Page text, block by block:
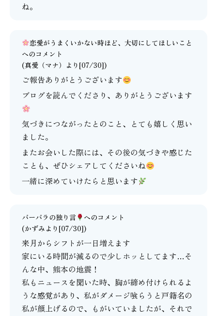
ね。
恋愛がうまくいかない時ほど、大切にしてほしいこと
へのコメント
(真愛（マナ） より[07/30])
ご報告ありがとうございます
ブログを読んでくださり、ありがとうございます
気づきにつながったとのこと、とても嬉しく思い
ました。
またお会いした際には、その後の気づきや感じた
ことも、ぜひシェアしてくださいね
一緒に深めていけたらと思います
バーバラの独り言
へのコメント
(かずみより[07/30])
来月からシフトが一日増えます
家にいる時間が減るので少しホッとしてます…そ
んな中、熊本の地震！
私もニュースを聞いた時、胸が締め付けられるよ
うな感覚があり、私がダメージ喰らうと戸籍名の
私が顔上げるので、もがいていましたが、それで